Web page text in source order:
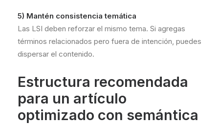
5) Mantén consistencia temática
Las LSI deben reforzar el mismo tema. Si agregas
términos relacionados pero fuera de intención, puedes
dispersar el contenido.
Estructura recomendada
para un artículo
optimizado con semántica